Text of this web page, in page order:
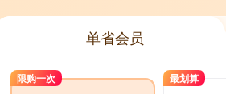
单省会员
限购一次 最划算